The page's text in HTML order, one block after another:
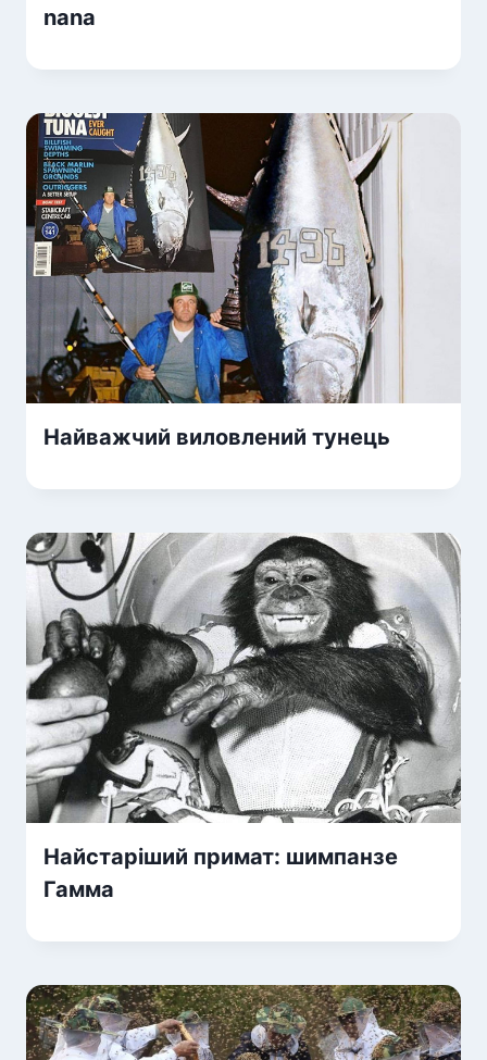
nana
Найважчий виловлений тунець
Найстаріший примат: шимпанзе
Гамма